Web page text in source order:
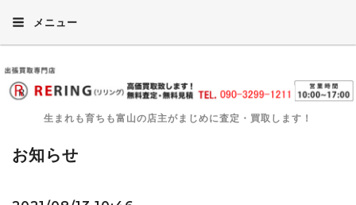
メニュー
生まれも育ちも富山の店主がまじめに査定・買取します！
お知らせ